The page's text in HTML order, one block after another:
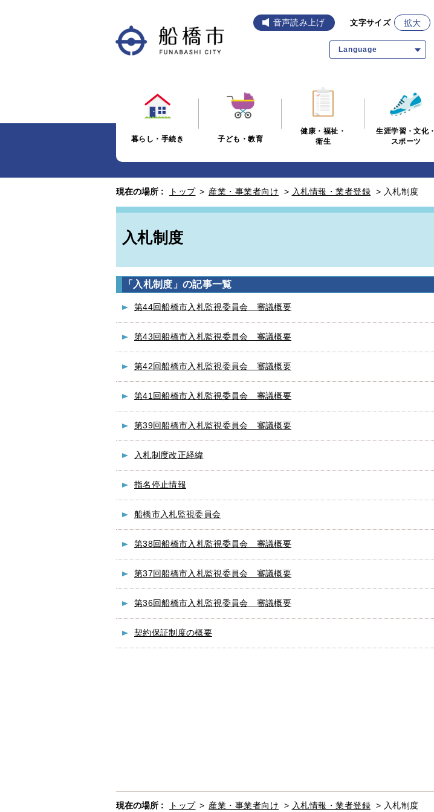
音声読み上げ 文字サイズ 拡大
Language
暮らし・手続き 子ども・教育
健康・福祉・
衛生
生涯学習・文化・
スポーツ
現在の場所 : トップ > 産業・事業者向け > 入札情報・業者登録 > 入札制度
入札制度
「入札制度」の記事一覧
第44回船橋市入札監視委員会 審議概要
第43回船橋市入札監視委員会 審議概要
第42回船橋市入札監視委員会 審議概要
第41回船橋市入札監視委員会 審議概要
第39回船橋市入札監視委員会 審議概要
入札制度改正経緯
指名停止情報
船橋市入札監視委員会
第38回船橋市入札監視委員会 審議概要
第37回船橋市入札監視委員会 審議概要
第36回船橋市入札監視委員会 審議概要
契約保証制度の概要
現在の場所 : トップ > 産業・事業者向け > 入札情報・業者登録 > 入札制度